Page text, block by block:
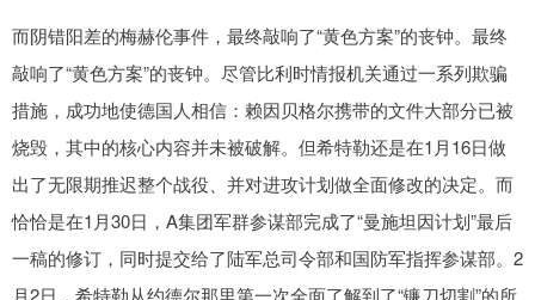
而阴错阳差的梅赫伦事件，最终敲响了“黄色方案”的丧钟。最终
敲响了“黄色方案”的丧钟。尽管比利时情报机关通过一系列欺骗
措施，成功地使德国人相信：赖因贝格尔携带的文件大部分已被
烧毁，其中的核心内容并未被破解。但希特勒还是在1月16日做
出了无限期推迟整个战役、并对进攻计划做全面修改的决定。而
恰恰是在1月30日，A集团军群参谋部完成了“曼施坦因计划”最后
一稿的修订，同时提交给了陆军总司令部和国防军指挥参谋部。2